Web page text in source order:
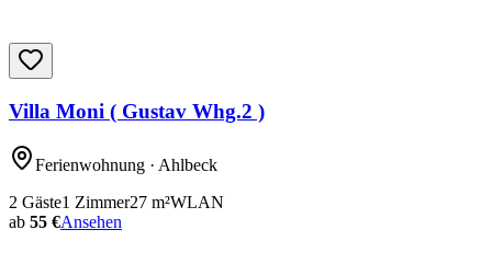
Villa Moni ( Gustav Whg.2 )
Ferienwohnung · Ahlbeck
2 Gäste1 Zimmer27 m²WLAN
ab 55 €Ansehen